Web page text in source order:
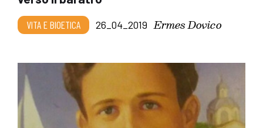
VITA E BIOETICA 26_04_2019 Ermes Dovico